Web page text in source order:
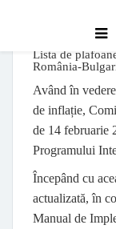
Lista de
România-
Având în
de inflație,
de 14 februarie
Programului
Începând cu
actualizată, în
Manual de